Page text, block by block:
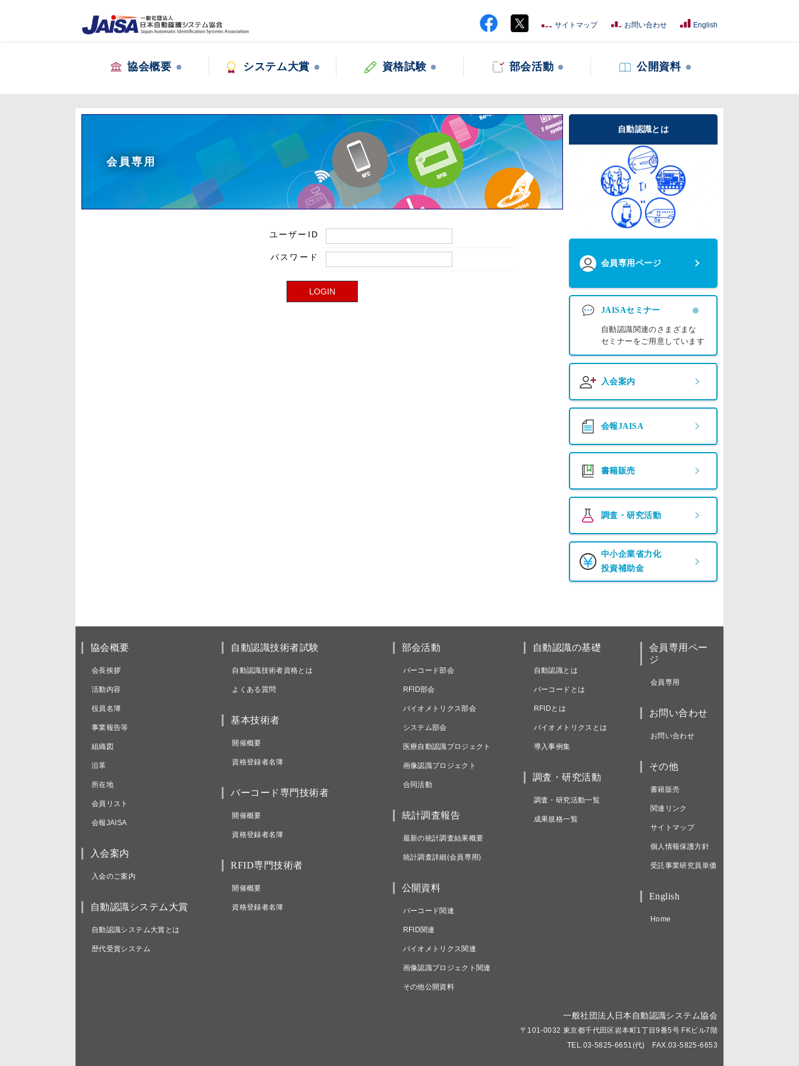
サイトマップ お問い合わせ English
協会概要 システム大賞 資格試験 部会活動 公開資料
会員専用
ユーザーID
パスワード
自動認識とは
会員専用ページ
JAISAセミナー
自動認識関連のさまざまな
セミナーをご用意しています
入会案内
会報JAISA
書籍販売
調査・研究活動
中小企業省力化
投資補助金
協会概要
会長挨拶
活動内容
役員名簿
事業報告等
組織図
沿革
所在地
会員リスト
会報JAISA
入会案内
入会のご案内
自動認識システム大賞
自動認識システム大賞とは
歴代受賞システム
自動認識技術者試験
自動認識技術者資格とは
よくある質問
基本技術者
開催概要
資格登録者名簿
バーコード専門技術者
開催概要
資格登録者名簿
RFID専門技術者
開催概要
資格登録者名簿
部会活動
バーコード部会
RFID部会
バイオメトリクス部会
システム部会
医療自動認識プロジェクト
画像認識プロジェクト
合同活動
統計調査報告
最新の統計調査結果概要
統計調査詳細(会員専用)
公開資料
バーコード関連
RFID関連
バイオメトリクス関連
画像認識プロジェクト関連
その他公開資料
自動認識の基礎
自動認識とは
バーコードとは
RFIDとは
バイオメトリクスとは
導入事例集
調査・研究活動
調査・研究活動一覧
成果規格一覧
会員専用ペー
ジ
会員専用
お問い合わせ
お問い合わせ
その他
書籍販売
関連リンク
サイトマップ
個人情報保護方針
受託事業研究員単価
English
Home
一般社団法人日本自動認識システム協会
〒101-0032 東京都千代田区岩本町1丁目9番5号 FKビル7階
TEL.03-5825-6651(代) FAX.03-5825-6653